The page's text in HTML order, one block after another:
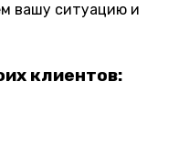
вашу ситуацию и
клиентов: